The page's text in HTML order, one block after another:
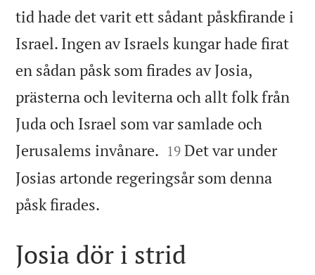
tid hade det varit ett sådant påskfirande i
Israel. Ingen av Israels kungar hade firat
en sådan påsk som firades av Josia,
prästerna och leviterna och allt folk från
Juda och Israel som var samlade och
Jerusalems invånare. 

19 Det var under
Josias artonde regeringsår som denna
påsk firades.
Josia dör i strid